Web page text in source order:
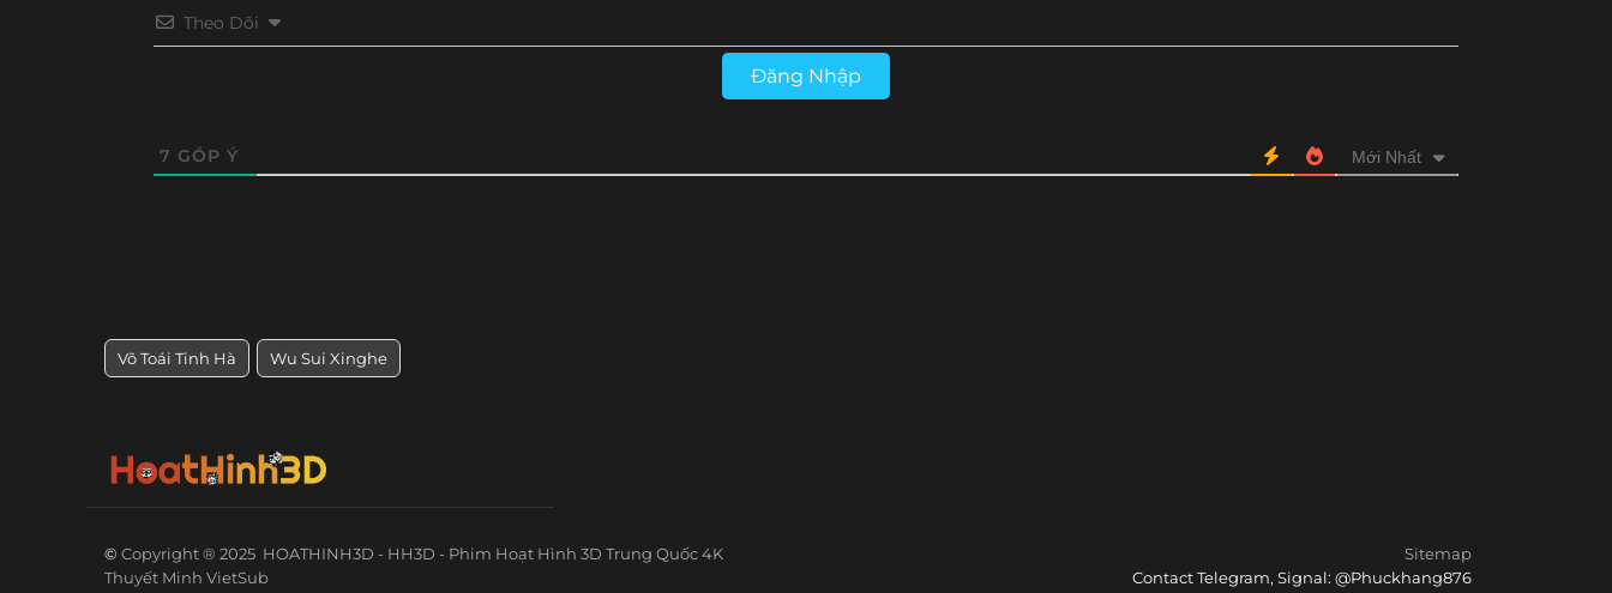
Theo Dõi
Đăng Nhập
7 GÓP Ý Mới Nhất
Võ Toái Tinh Hà Wu Sui Xinghe
© Copyright ® 2025 HOATHINH3D - HH3D - Phim Hoạt Hình 3D Trung Quốc 4K
Thuyết Minh VietSub
Sitemap
Contact Telegram, Signal: @Phuckhang876